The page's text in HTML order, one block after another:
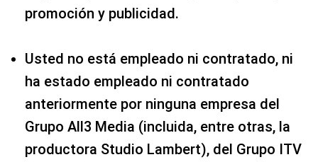
promoción y publicidad.
Usted no está empleado ni contratado, ni
ha estado empleado ni contratado
anteriormente por ninguna empresa del
Grupo All3 Media (incluida, entre otras, la
productora Studio Lambert), del Grupo ITV